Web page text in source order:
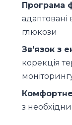
Програма
адаптовані
глюкози
Зв'язок з
корекція
з